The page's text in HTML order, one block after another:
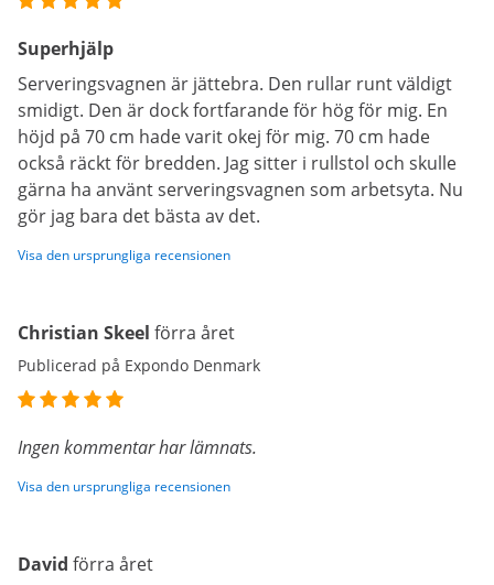
Superhjälp
Serveringsvagnen är jättebra. Den rullar runt väldigt
smidigt. Den är dock fortfarande för hög för mig. En
höjd på 70 cm hade varit okej för mig. 70 cm hade
också räckt för bredden. Jag sitter i rullstol och skulle
gärna ha använt serveringsvagnen som arbetsyta. Nu
gör jag bara det bästa av det.
Visa den ursprungliga recensionen
Christian Skeel förra året
Publicerad på Expondo Denmark
Ingen kommentar har lämnats.
Visa den ursprungliga recensionen
David förra året